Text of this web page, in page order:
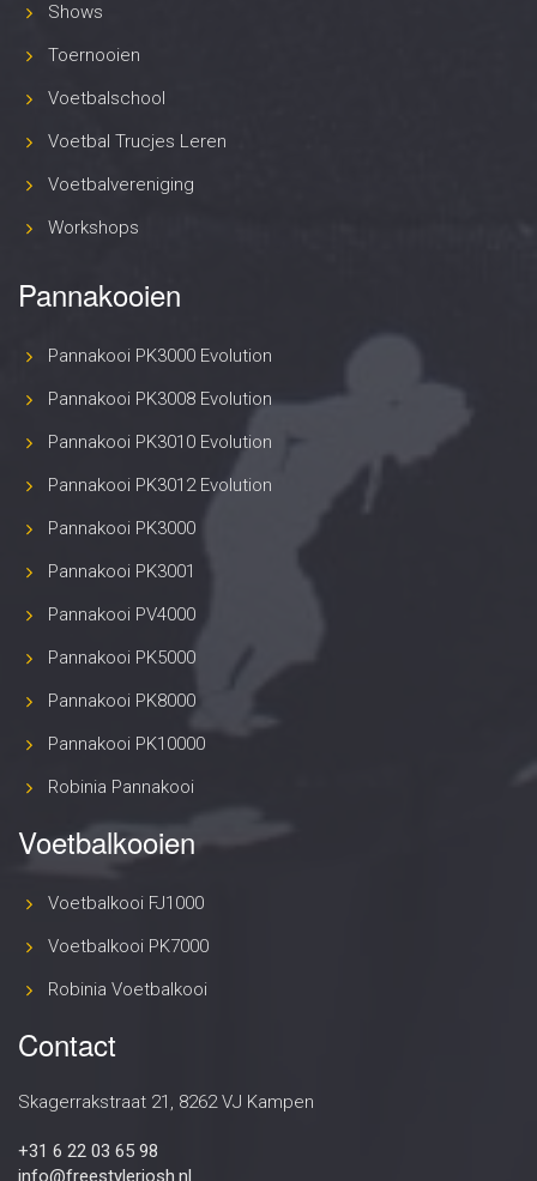
Shows
Toernooien
Voetbalschool
Voetbal Trucjes Leren
Voetbalvereniging
Workshops
Pannakooien
Pannakooi PK3000 Evolution
Pannakooi PK3008 Evolution
Pannakooi PK3010 Evolution
Pannakooi PK3012 Evolution
Pannakooi PK3000
Pannakooi PK3001
Pannakooi PV4000
Pannakooi PK5000
Pannakooi PK8000
Pannakooi PK10000
Robinia Pannakooi
Voetbalkooien
Voetbalkooi FJ1000
Voetbalkooi PK7000
Robinia Voetbalkooi
Contact
Skagerrakstraat 21, 8262 VJ Kampen
+31 6 22 03 65 98
info@freestylerjosh.nl